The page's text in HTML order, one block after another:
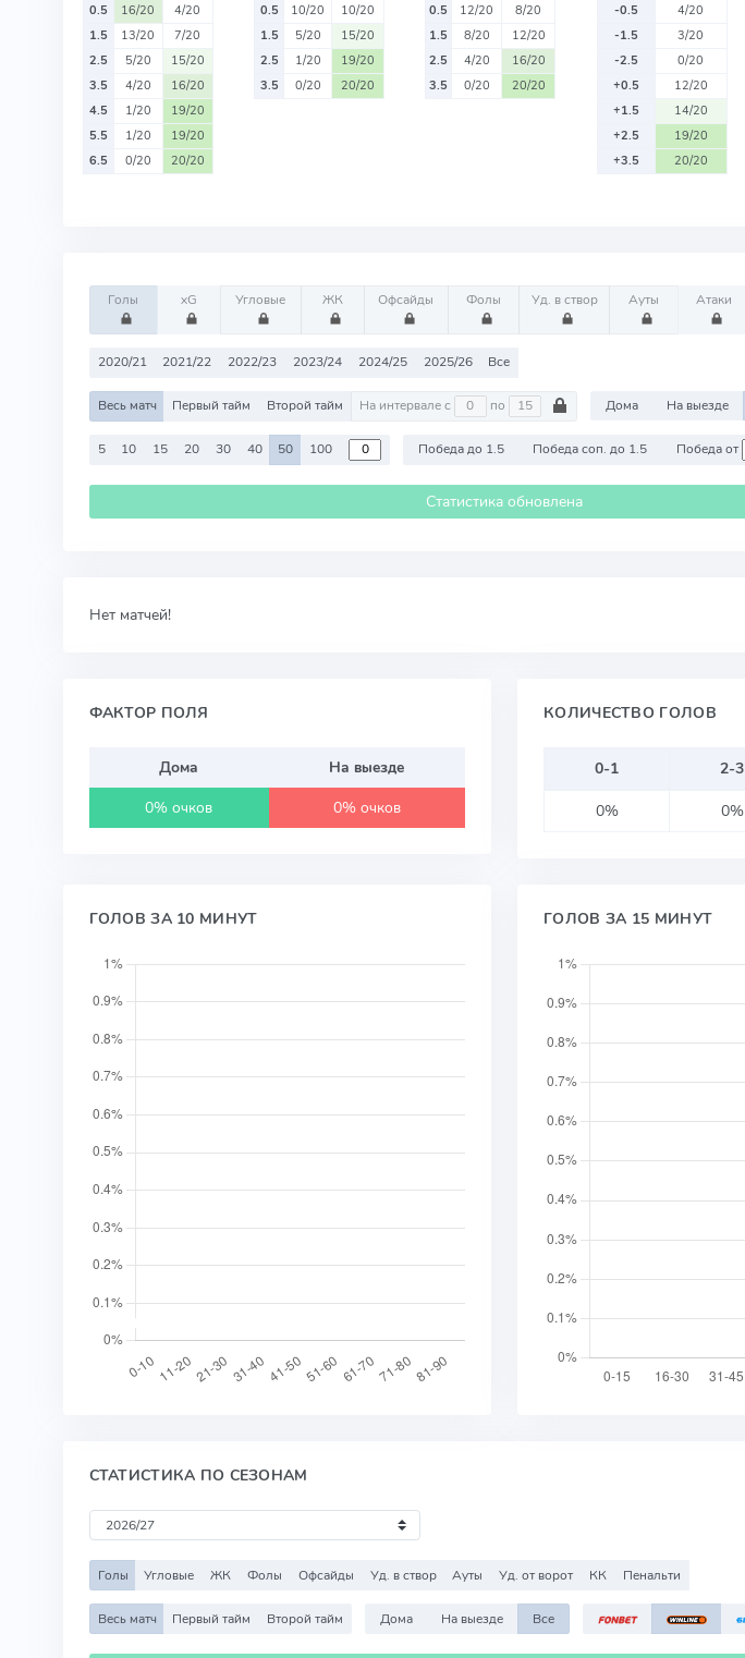
0.5
16/20
4/20
1.5
13/20
7/20
2.5
5/20
15/20
3.5
4/20
16/20
4.5
1/20
19/20
5.5
1/20
19/20
6.5
0/20 20/20
0.5
10/20
10/20
1.5
5/20
15/20
2.5
1/20
19/20
3.5
0/20 20/20
0.5
12/20
8/20
1.5
8/20
12/20
2.5
4/20
16/20
3.5
0/20 20/20
-0.5
4/20
-1.5
3/20
-2.5
0/20
+0.5
12/20
+1.5
14/20
+2.5
19/20
+3.5
20/20
Голы xG Угловые ЖК Офсайды Фолы Уд. в створ Ауты Атаки
2020/21 2021/22 2022/23 2023/24 2024/25 2025/26 Все
Весь матч Первый тайм Второй тайм На интервале с по Дома На выезде
5 10 15 20 30 40 50 100 Победа до 1.5 Победа соп. до 1.5 Победа от
Статистика обновлена
Нет матчей!
ФАКТОР ПОЛЯ
Дома
На выезде
0% очков
0% очков
КОЛИЧЕСТВО ГОЛОВ
0-1 2-3
0%
0%
ГОЛОВ ЗА 10 МИНУТ ГОЛОВ ЗА 15 МИНУТ
СТАТИСТИКА ПО СЕЗОНАМ
Голы Угловые ЖК Фолы Офсайды Уд. в створ Ауты Уд. от ворот КК Пенальти
Весь матч Первый тайм Второй тайм Дома На выезде Все